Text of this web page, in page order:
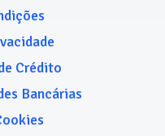
Crédito
Bancárias